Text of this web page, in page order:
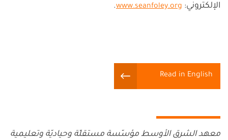
الإلكتروني: www.seanfoley.org
.
Read in English
معهد الشرق الأوسط مؤسّسة مستقلّة وحياديّة وتعليمية